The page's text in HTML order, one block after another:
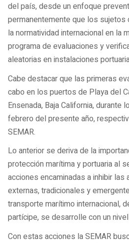
del país, desde un enfoque
permanentemente que los sujetos
la normatividad internacional en la
programa de evaluaciones y
aleatorias en instalaciones
Cabe destacar que las primeras
cabo en los puertos de Playa del
Ensenada, Baja California, durante
febrero del presente año,
SEMAR.
Lo anterior se deriva de la
protección marítima y portuaria al
acciones encaminadas a inhibir las
externas, tradicionales y
transporte marítimo internacional,
partícipe, se desarrolle con un
Con estas acciones la SEMAR